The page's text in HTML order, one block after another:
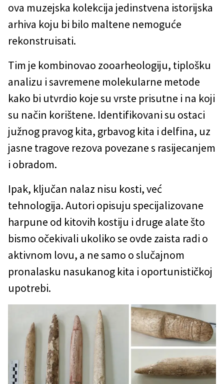
ova muzejska kolekcija jedinstvena istorijska
arhiva koju bi bilo maltene nemoguće
rekonstruisati.
Tim je kombinovao zooarheologiju, tiplošku
analizu i savremene molekularne metode
kako bi utvrdio koje su vrste prisutne i na koji
su način korištene. Identifikovani su ostaci
južnog pravog kita, grbavog kita i delfina, uz
jasne tragove rezova povezane s rasijecanjem
i obradom.
Ipak, ključan nalaz nisu kosti, već
tehnologija. Autori opisuju specijalizovane
harpune od kitovih kostiju i druge alate što
bismo očekivali ukoliko se ovde zaista radi o
aktivnom lovu, a ne samo o slučajnom
pronalasku nasukanog kita i oportunističkoj
upotrebi.